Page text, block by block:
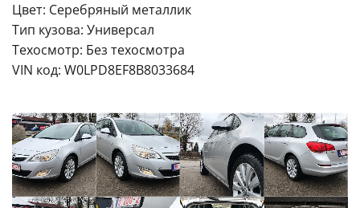
Цвет: Серебряный металлик
Тип кузова: Универсал
Техосмотр: Без техосмотра
VIN код: W0LPD8EF8B8033684